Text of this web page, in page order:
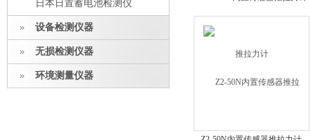
日本日置蓄电池检测仪
设备检测仪器
无损检测仪器
环境测量仪器